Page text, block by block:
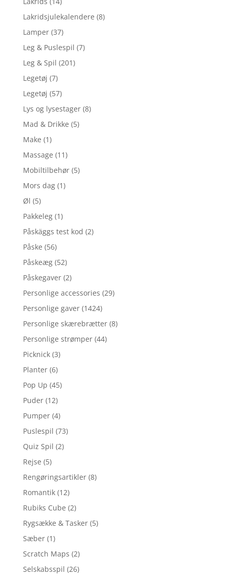
Lakridsjulekalendere (8)
Lamper (37)
Leg & Puslespil (7)
Leg & Spil (201)
Legetøj (7)
Legetøj (57)
Lys og lysestager (8)
Mad & Drikke (5)
Make (1)
Massage (11)
Mobiltilbehør (5)
Mors dag (1)
Øl (5)
Pakkeleg (1)
Påskäggs test kod (2)
Påske (56)
Påskeæg (52)
Påskegaver (2)
Personlige accessories (29)
Personlige gaver (1424)
Personlige skærebrætter (8)
Personlige strømper (44)
Picknick (3)
Planter (6)
Pop Up (45)
Puder (12)
Pumper (4)
Puslespil (73)
Quiz Spil (2)
Rejse (5)
Rengøringsartikler (8)
Romantik (12)
Rubiks Cube (2)
Rygsække & Tasker (5)
Sæber (1)
Scratch Maps (2)
Selskabsspil (26)